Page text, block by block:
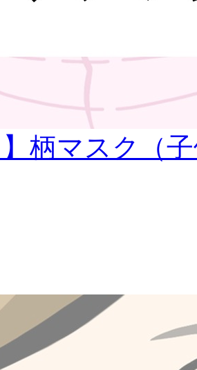
】柄マスク（